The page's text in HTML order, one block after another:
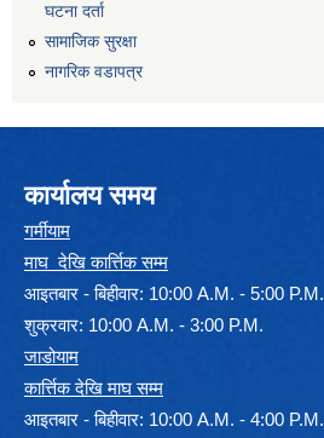
घटना दर्ता
सामाजिक सुरक्षा
नागरिक वडापत्र
कार्यालय समय
गर्मीयाम
माघ देखि कार्त्तिक सम्म
आइतबार - बिहीवार: 10:00 A.M. - 5:00 P.M.
शुक्रवार: 10:00 A.M. - 3:00 P.M.
जाडोयाम
कार्त्तिक देखि माघ सम्म
आइतबार - बिहीवार: 10:00 A.M. - 4:00 P.M.